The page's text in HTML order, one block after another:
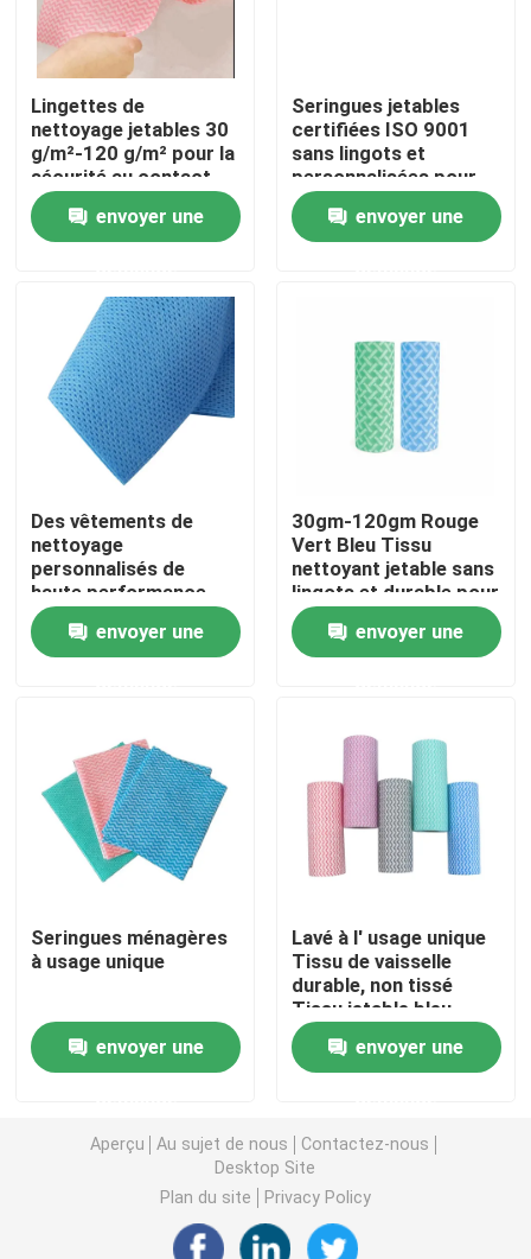
À la maison
Produits
À propos de nous
Contrôle de la qualité
Nous contacter
Nouvelles
Demandez un devis
Tissus non tissés
Nappe non-tissée
Tissu de nettoyage ménager
Chiffons de nettoyage de Spunlace
Tissu industriel à usage lourd
Essuie-glaces pour les services alimentaires
Seringues de cuisine jetables
Lingettes de
nettoyage jetables 30
g/m²-120 g/m² pour la
sécurité au contact
des aliments
envoyer une
Seringues jetables
certifiées ISO 9001
sans lingots et
personnalisées pour
un nettoyage optimal
envoyer une
Des vêtements de
nettoyage
personnalisés de
haute performance
avec une durée de
conservation de 2 ans
envoyer une
30gm-120gm Rouge
Vert Bleu Tissu
nettoyant jetable sans
lingots et durable pour
le nettoyage lourd
envoyer une
Seringues ménagères
à usage unique
envoyer une
Lavé à l' usage unique
Tissu de vaisselle
durable, non tissé
Tissu jetable bleu
envoyer une
Aperçu Au sujet de nous
Contactez-nous
Desktop Site
Plan du site
Privacy Policy